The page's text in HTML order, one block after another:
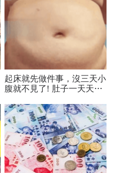
起床就先做件事，沒三天小
腹就不見了! 肚子一天天變